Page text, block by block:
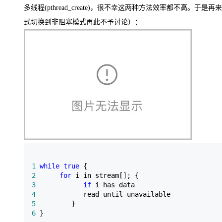
多线程(pthread_create)，很不幸这两种方法效率都不高。于是
式切换到非阻塞模式再此不予讨论）：
1 while true
2
for
3
if
4
5
6 }